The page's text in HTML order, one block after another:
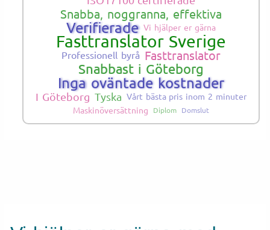
Snabba, noggranna, effektiva
Verifierade Vi hjälper er gärna
Fasttranslator Sverige
Professionell byrå Fasttranslator
Snabbast i Göteborg
Inga oväntade kostnader
I Göteborg Tyska Vårt bästa pris inom 2 minuter
Maskinöversättning
Diplom Domslut